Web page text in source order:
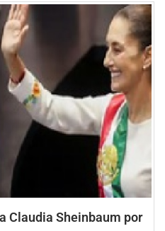
Claudia Sheinbaum por